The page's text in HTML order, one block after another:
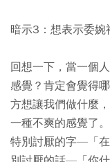
暗示3：想表示委
回想一下，當一個
感覺？肯定會覺得
方想讓我們做什麼
一種不爽的感覺了
特別討厭的字—「